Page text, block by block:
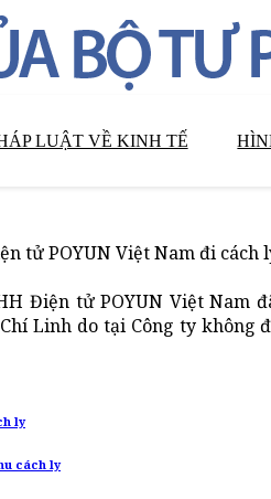
LUẬT VỀ KINH TẾ
tử POYUN Việt Nam đi cách
Điện tử POYUN Việt Nam
Linh do tại Công ty không
ly
cách ly